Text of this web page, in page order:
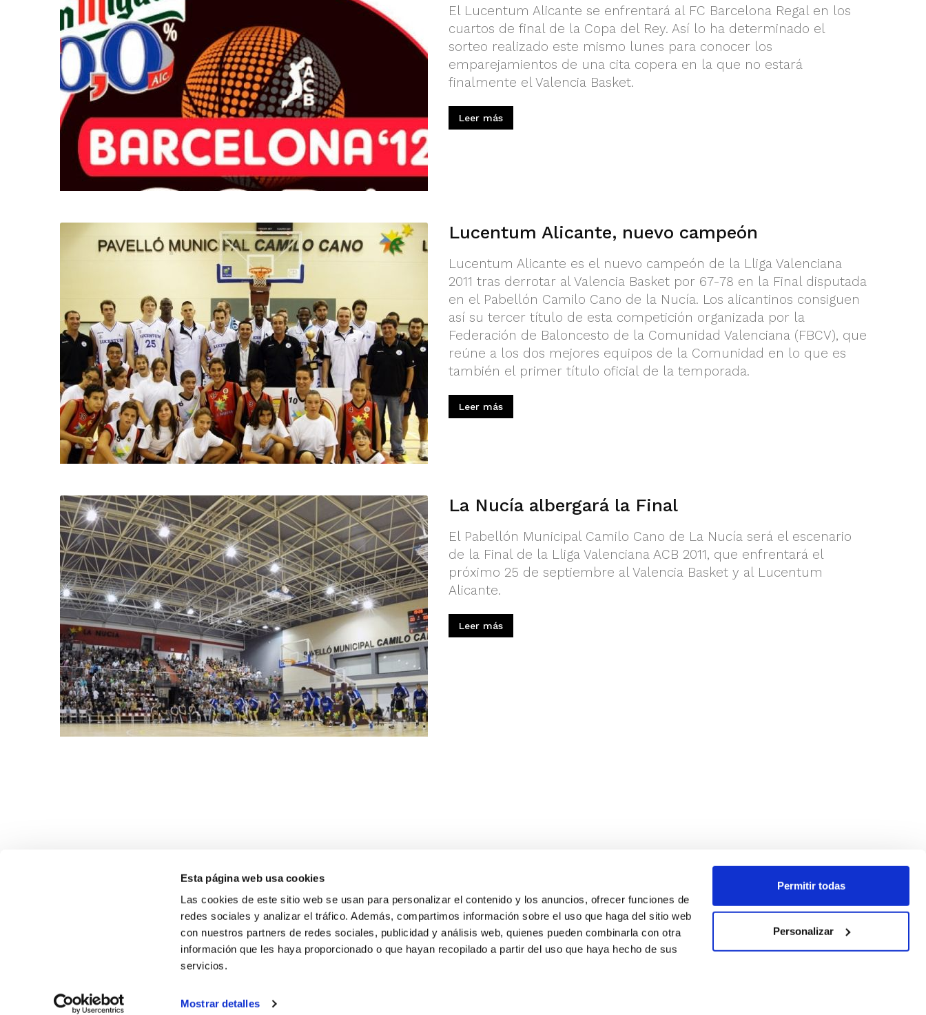
Esta página web usa cookies
Las cookies de este sitio web se usan para personalizar el contenido y los anuncios, ofrecer funciones de
redes sociales y analizar el tráfico. Además, compartimos información sobre el uso que haga del sitio web
con nuestros partners de redes sociales, publicidad y análisis web, quienes pueden combinarla con otra
información que les haya proporcionado o que hayan recopilado a partir del uso que haya hecho de sus
servicios.
Mostrar detalles
Permitir todas
Personalizar
El Lucentum Alicante se enfrentará al FC Barcelona Regal en los
cuartos de final de la Copa del Rey. Así lo ha determinado el
sorteo realizado este mismo lunes para conocer los
emparejamientos de una cita copera en la que no estará
finalmente el Valencia Basket.
Leer más
Lucentum Alicante, nuevo campeón
Lucentum Alicante es el nuevo campeón de la Lliga Valenciana
2011 tras derrotar al Valencia Basket por 67-78 en la Final disputada
en el Pabellón Camilo Cano de la Nucía. Los alicantinos consiguen
así su tercer título de esta competición organizada por la
Federación de Baloncesto de la Comunidad Valenciana (FBCV), que
reúne a los dos mejores equipos de la Comunidad en lo que es
también el primer título oficial de la temporada.
Leer más
La Nucía albergará la Final
El Pabellón Municipal Camilo Cano de La Nucía será el escenario
de la Final de la Lliga Valenciana ACB 2011, que enfrentará el
próximo 25 de septiembre al Valencia Basket y al Lucentum
Alicante.
Leer más
SOBRE NOSOTROS
VALENCIA
SÍGUENOS